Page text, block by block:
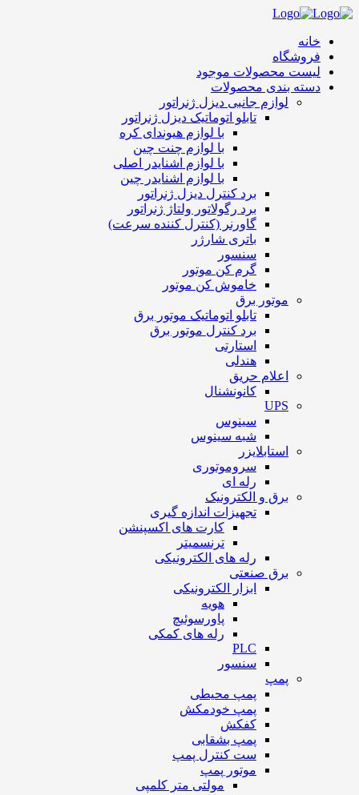
خانه
فروشگاه
لیست محصولات موجود
دسته بندی محصولات
لوازم جانبی دیزل ژنراتور
تابلو اتوماتیک دیزل ژنراتور
با لوازم هیوندای کره
با لوازم چنت چین
با لوازم اشنایدر اصلی
با لوازم اشنایدر چین
برد کنترل دیزل ژنراتور
برد رگولاتور ولتاژ ژنراتور
گاورنر (کنترل کننده سرعت)
باتری شارژر
سنسور
گرم کن موتور
خاموش کن موتور
موتور برق
تابلو اتوماتیک موتور برق
برد کنترل موتور برق
استارتی
هندلی
اعلام حریق
کانونشنال
UPS
سینوس
شبه سینوس
استابلایزر
سروموتوری
رله ای
برق و الکترونیک
تجهیزات اندازه گیری
کارت های اکسپنشن
ترنسمیتر
رله های الکترونیکی
برق صنعتی
ابزار الکترونیکی
هویه
پاورسوئیچ
رله های کمکی
PLC
سنسور
پمپ
پمپ محیطی
پمپ خودمکش
کفکش
پمپ بشقابی
ست کنترل پمپ
موتور پمپ
مولتی متر کلمپی